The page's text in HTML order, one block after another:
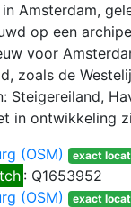
Amsterdam,
op een
voor
zoals de
Steigereiland,
in ontwikkeling
(OSM) exact
: Q1653952
(OSM) exact